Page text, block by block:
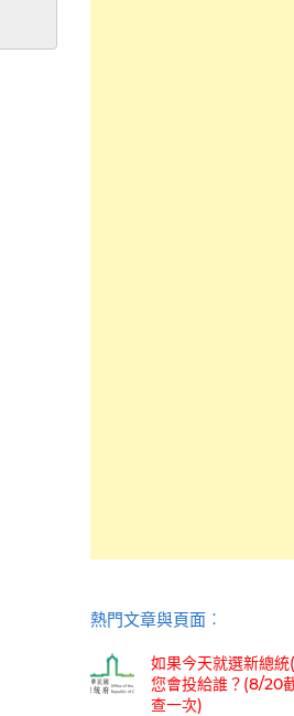
熱門文章與頁面︰
如果今天就選新總統
您會投給誰？(8/20
查一次)